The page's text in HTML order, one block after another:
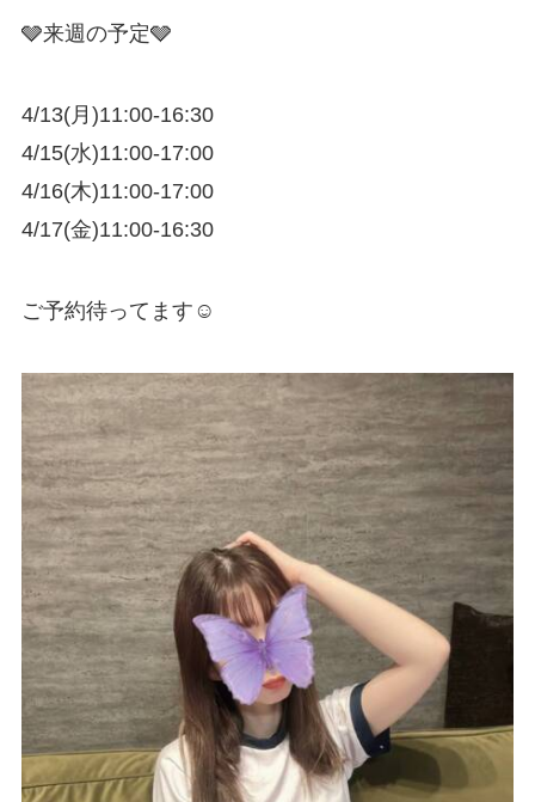
🩶来週の予定🩶
4/13(月)11:00-16:30
4/15(水)11:00-17:00
4/16(木)11:00-17:00
4/17(金)11:00-16:30
ご予約待ってます☺️